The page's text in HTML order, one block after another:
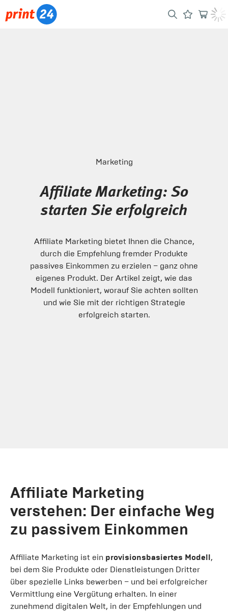
Marketing
Affiliate Marketing: So
starten Sie erfolgreich
Affiliate Marketing bietet Ihnen die Chance,
durch die Empfehlung fremder Produkte
passives Einkommen zu erzielen – ganz ohne
eigenes Produkt. Der Artikel zeigt, wie das
Modell funktioniert, worauf Sie achten sollten
und wie Sie mit der richtigen Strategie
erfolgreich starten.
Affiliate Marketing
verstehen: Der einfache Weg
zu passivem Einkommen
Affiliate Marketing ist ein provisionsbasiertes Modell,
bei dem Sie Produkte oder Dienstleistungen Dritter
über spezielle Links bewerben – und bei erfolgreicher
Vermittlung eine Vergütung erhalten. In einer
zunehmend digitalen Welt, in der Empfehlungen und